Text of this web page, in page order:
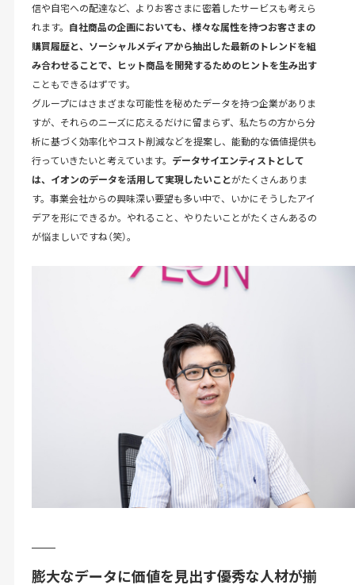
信や自宅への配達など、よりお客さまに密着したサービスも考えら
れます。 自社商品の企画においても、様々な属性を持つお客さまの
購買履歴と、ソーシャルメディアから抽出した最新のトレンドを組
み合わせることで、ヒット商品を開発するためのヒントを生み出す
こともできるはずです。
グループにはさまざまな可能性を秘めたデータを持つ企業がありま
すが、それらのニーズに応えるだけに留まらず、私たちの方から分
析に基づく効率化やコスト削減などを提案し、能動的な価値提供も
行っていきたいと考えています。 データサイエンティストとして
は、イオンのデータを活用して実現したいことがたくさんありま
す。事業会社からの興味深い要望も多い中で、いかにそうしたアイ
デアを形にできるか。やれること、やりたいことがたくさんあるの
が悩ましいですね（笑）。
膨大なデータに価値を見出す優秀な人材が揃